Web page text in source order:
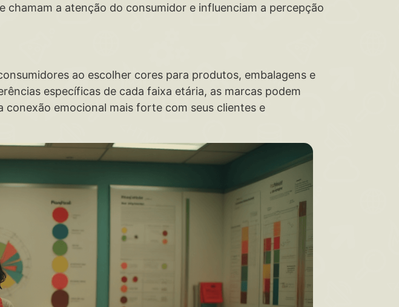
chamam a atenção do consumidor e influenciam a percepção
ao escolher cores para produtos, embalagens e
específicas de cada faixa etária, as marcas podem
emocional mais forte com seus clientes e